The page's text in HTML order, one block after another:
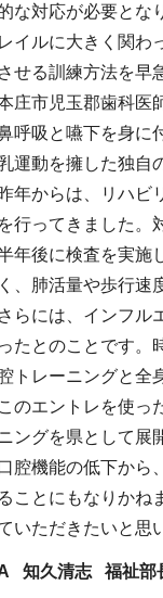
な対応が必要とな
レイルに大きく関わ
させる訓練方法を早
庄市児玉郡歯科医
呼吸と嚥下を身に
運動を擁した独自
年からは、リハビ
を行ってきました。
年後に検査を実施
く、肺活量や歩行速
さらには、インフル
ったとのことです。
トレーニングと全
このエントレを使っ
ングを県として展
腔機能の低下から
ることにもなりかね
いただきたいと思
知久清志 福祉部